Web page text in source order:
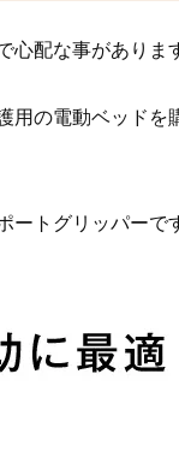
心配な事がありま
用の電動ベッドを
ートグリッパーで